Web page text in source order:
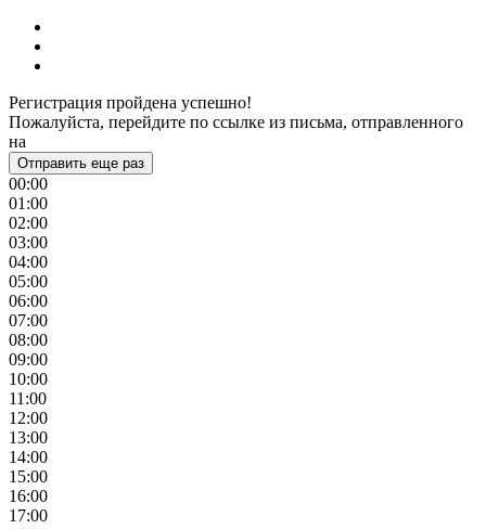
Регистрация пройдена успешно!
Пожалуйста, перейдите по ссылке из письма, отправленного
на
Отправить еще раз
00:00
01:00
02:00
03:00
04:00
05:00
06:00
07:00
08:00
09:00
10:00
11:00
12:00
13:00
14:00
15:00
16:00
17:00